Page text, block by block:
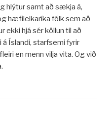
hlýtur samt að sækja á,
hæfileikaríka fólk sem að
ekki hjá sér köllun til að
Íslandi, starfsemi fyrir
en menn vilja vita. Og við